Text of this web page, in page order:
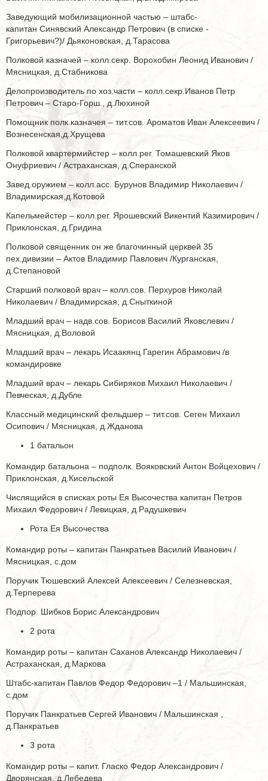
Заведующий мобилизационной частью – штабс-
капитан Синявский Александр Петрович (в списке -
Григорьевич?)/ Дьяконовская, д.Тарасова
Полковой казначей – колл.секр. Ворохобин Леонид Иванович /
Мясницкая, д.Стабникова
Делопроизводитель по хоз.части – колл.секр.Иванов Петр
Петрович – Старо-Горш., д.Люхиной
Помощник полк.казначея – тит.сов. Ароматов Иван Алексеевич /
Вознесенская,д.Хрущева
Полковой квартермийстер – колл.рег. Томашевский Яков
Онуфриевич / Астраханская, д.Сперанской
Завед.оружием – колл.асс. Бурунов Владимир Николаевич /
Владимирская,д.Котовой
Капельмейстер – колл.рег. Ярошевский Викентий Казимирович /
Приклонская, д.Гридина
Полковой священник он же благочинный церквей 35
пех.дивизии – Актов Владимир Павлович /Курганская,
д.Степановой
Старший полковой врач – колл.сов. Перхуров Николай
Николаевич / Владимирская, д.Сныткиной
Младший врач – надв.сов. Борисов Василий Яковслевич /
Мясницкая, д.Воловой
Младший врач – лекарь Исаакянц Гарегин Абрамович /в
командировке
Младший врач – лекарь Сибиряков Михаил Николаевич /
Певческая, д.Дубле
Классный медицинский фельдшер – тит.сов. Сеген Михаил
Осипович / Мясницкая, д.Жданова
1 батальон
Командир батальона – подполк. Вояковский Антон Войцехович /
Приклонская, д.Кисельской
Числящийся в списках роты Ея Высочества капитан Петров
Михаил Федорович / Левицкая, д.Радушкевич
Рота Ея Высочества
Командир роты – капитан Панкратьев Василий Иванович /
Мясницкая, с.дом
Поручик Тюшевский Алексей Алексеевич / Селезневская,
д.Терперева
Подпор. Шибков Борис Александрович
2 рота
Командир роты – капитан Саханов Александр Николаевич /
Астраханская, д.Маркова
Штабс-капитан Павлов Федор Федорович –1 / Мальшинская,
с.дом
Поручик Панкратьев Сергей Иванович / Мальшинская ,
д.Панкратьев
3 рота
Командир роты – капит. Гласко Федор Александрович /
Дворянская, д.Лебедева